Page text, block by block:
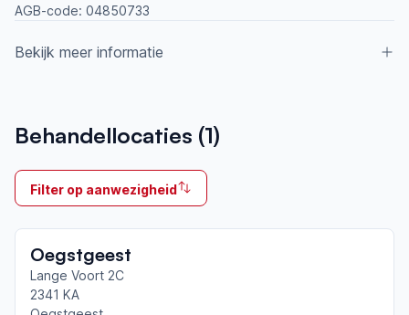
AGB-code: 04850733
Bekijk meer informatie
2018
Ik behandel
Op locatie & Thuis
netwerk
Leiden
Behandellocaties (1)
Filter op aanwezigheid
Oegstgeest
Lange Voort 2C
2341 KA